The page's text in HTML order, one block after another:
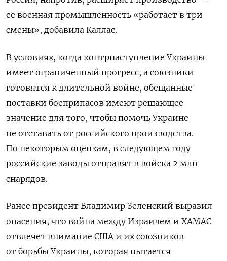
ее военная промышленность «работает в три
смены», добавила Каллас.
В условиях, когда контрнаступление Украины
имеет ограниченный прогресс, а союзники
готовятся к длительной войне, обещанные
поставки боеприпасов имеют решающее
значение для того, чтобы помочь Украине
не отставать от российского производства.
По некоторым оценкам, в следующем году
российские заводы отправят в войска 2 млн
снарядов.
Ранее президент Владимир Зеленский выразил
опасения, что война между Израилем и ХАМАС
отвлечет внимание США и их союзников
от борьбы Украины, которая пытается